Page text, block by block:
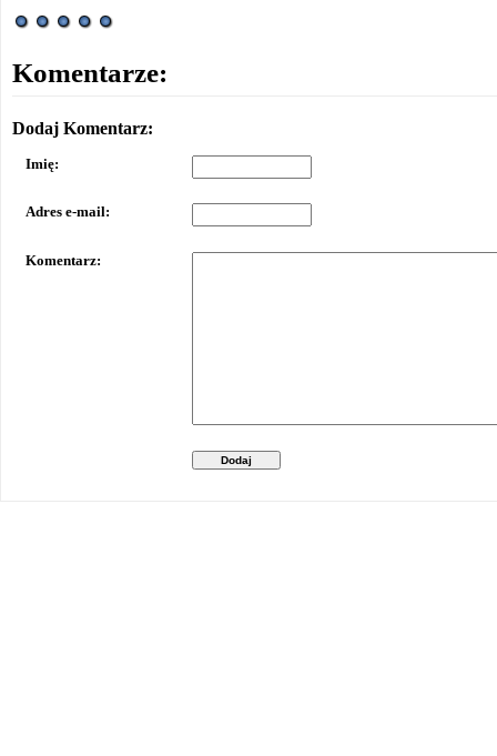
Komentarze:
Dodaj Komentarz:
Imię:
Adres e-mail:
Komentarz:
Dodaj